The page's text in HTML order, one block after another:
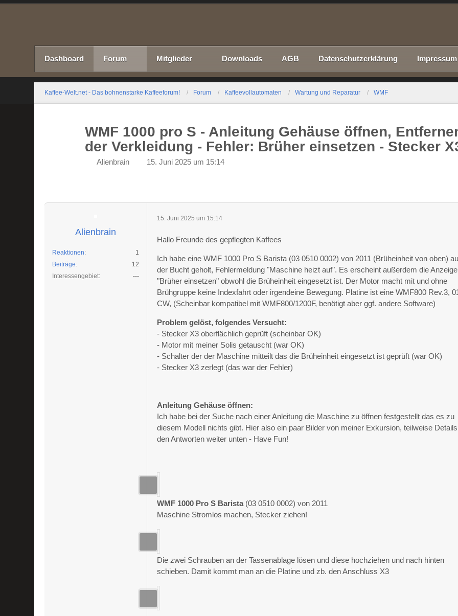
Dashboard Forum Mitglieder Downloads AGB Datenschutzerklärung Impressum
Kaffee-Welt.net - Das bohnenstarke Kaffeeforum! Forum Kaffeevollautomaten Wartung und Reparatur WMF
WMF 1000 pro S - Anleitung Gehäuse öffnen,
der Verkleidung - Fehler: Brüher einsetzen - Stecker
Alienbrain 15. Juni 2025 um 15:14
Alienbrain
Reaktionen
1
Beiträge
12
Interessengebiet
---
15. Juni 2025 um 15:14
Hallo Freunde des gepflegten Kaffees
Ich habe eine WMF 1000 Pro S Barista (03 0510 0002) von 2011 (Brüheinheit von oben)
der Bucht geholt, Fehlermeldung "Maschine heizt auf". Es erscheint außerdem die Anzeige
"Brüher einsetzen" obwohl die Brüheinheit eingesetzt ist. Der Motor macht mit und ohne
Brühgruppe keine Indexfahrt oder irgendeine Bewegung. Platine ist eine WMF800 Rev.3,
CW, (Scheinbar kompatibel mit WMF800/1200F, benötigt aber ggf. andere Software)
Problem gelöst, folgendes Versucht:
- Stecker X3 oberflächlich geprüft (scheinbar OK)
- Motor mit meiner Solis getauscht (war OK)
- Schalter der der Maschine mitteilt das die Brüheinheit eingesetzt ist geprüft (war OK)
- Stecker X3 zerlegt (das war der Fehler)
Anleitung Gehäuse öffnen:
Ich habe bei der Suche nach einer Anleitung die Maschine zu öffnen festgestellt das es zu
diesem Modell nichts gibt. Hier also ein paar Bilder von meiner Exkursion, teilweise
den Antworten weiter unten - Have Fun!
WMF 1000 Pro S Barista(03 0510 0002) von 2011
Maschine Stromlos machen, Stecker ziehen!
Die zwei Schrauben an der Tassenablage lösen und diese hochziehen und nach hinten
schieben. Damit kommt man an die Platine und zb. den Anschluss X3